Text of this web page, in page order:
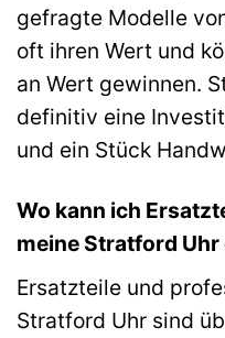
gefragte Modelle
oft ihren Wert und
an Wert gewinnen.
definitiv eine
und ein Stück
Wo kann ich
meine Stratford Uhr
Ersatzteile und
Stratford Uhr sind